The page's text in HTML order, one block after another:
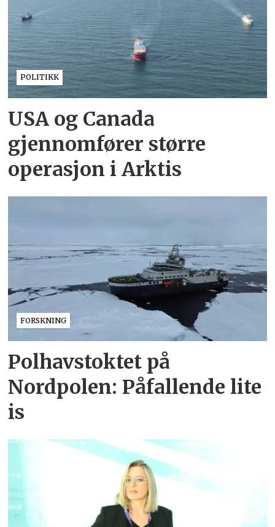
POLITIKK
USA og Canada
gjennomfører større
operasjon i Arktis
FORSKNING
Polhavstoktet på
Nordpolen: Påfallende lite
is